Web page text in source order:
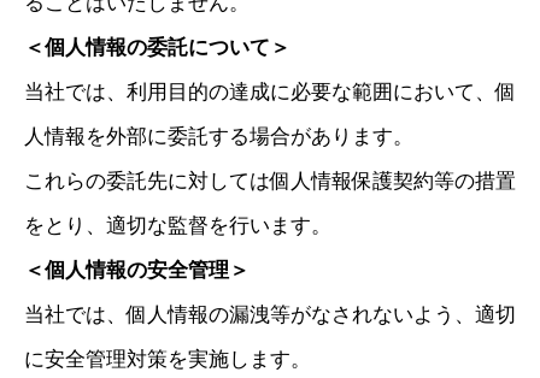
＜個人情報の委託について＞
当社では、利用目的の達成に必要な範囲において、個
人情報を外部に委託する場合があります。
これらの委託先に対しては個人情報保護契約等の措置
をとり、適切な監督を行います。
＜個人情報の安全管理＞
当社では、個人情報の漏洩等がなされないよう、適切
に安全管理対策を実施します。